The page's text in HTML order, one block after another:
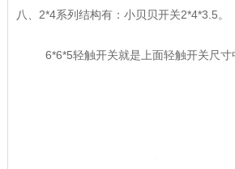
八、2*4系列结构有：小贝贝开关2*4*3.5。
6*6*5轻触开关就是上面轻触开关尺寸